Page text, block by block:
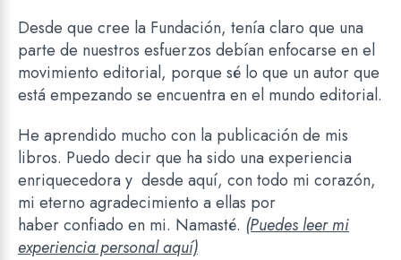
Desde que cree la Fundación, tenía claro que una
parte de nuestros esfuerzos debían enfocarse en el
movimiento editorial, porque sé lo que un autor que
está empezando se encuentra en el mundo editorial.
He aprendido mucho con la publicación de mis
libros. Puedo decir que ha sido una experiencia
enriquecedora y desde aquí, con todo mi corazón,
mi eterno agradecimiento a ellas por
haberconfiado en mi. Namasté. (Puedes leer mi
experiencia personal aquí)